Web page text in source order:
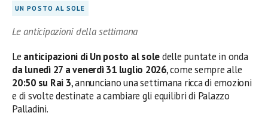
UN POSTO AL SOLE
Le anticipazioni della settimana
Le anticipazioni di Un posto al soledelle puntate in onda
da lunedì 27 a venerdì 31 luglio 2026, come sempre alle
20:50 su Rai 3, annunciano una settimana ricca di emozioni
e di svolte destinate a cambiare gli equilibri di Palazzo
Palladini.